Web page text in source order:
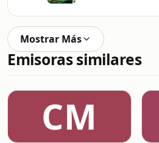
Mostrar Más
Emisoras similares
CM